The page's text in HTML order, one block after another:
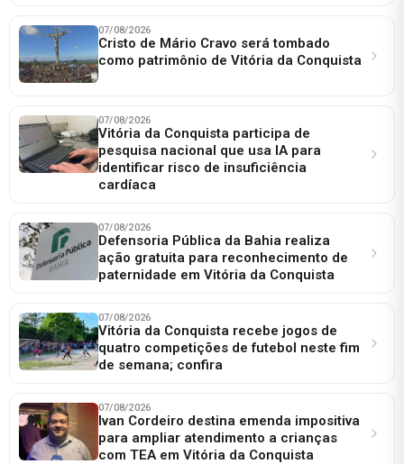
07/08/2026
Cristo de Mário Cravo será tombado
como patrimônio de Vitória da Conquista
07/08/2026
Vitória da Conquista participa de
pesquisa nacional que usa IA para
identificar risco de insuficiência
cardíaca
07/08/2026
Defensoria Pública da Bahia realiza
ação gratuita para reconhecimento de
paternidade em Vitória da Conquista
07/08/2026
Vitória da Conquista recebe jogos de
quatro competições de futebol neste fim
de semana; confira
07/08/2026
Ivan Cordeiro destina emenda impositiva
para ampliar atendimento a crianças
com TEA em Vitória da Conquista